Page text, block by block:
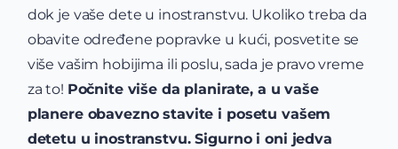
dok je vaše dete u inostranstvu. Ukoliko treba da
obavite određene popravke u kući, posvetite se
više vašim hobijima ili poslu, sada je pravo vreme
za to! Počnite više da planirate, a u vaše
planere obavezno stavite i posetu vašem
detetu u inostranstvu. Sigurno i oni jedva